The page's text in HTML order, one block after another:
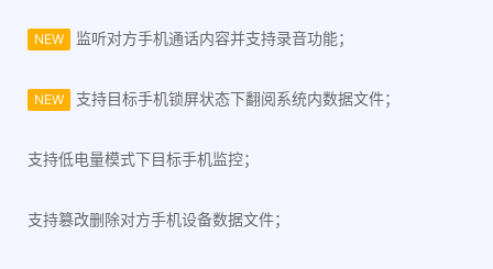
NEW 监听对方手机通话内容并支持录音功能；
NEW 支持目标手机锁屏状态下翻阅系统内数据文件；
支持低电量模式下目标手机监控；
支持篡改删除对方手机设备数据文件；